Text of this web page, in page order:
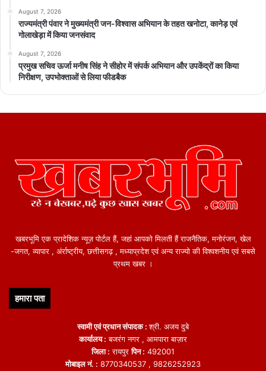
August 7, 2026
राज्यमंत्री पंवार ने मुख्यमंत्री जन-विश्वास अभियान के तहत खनोटा, कानेड़ एवं
गोलाखेड़ा में किया जनसंवाद
August 7, 2026
प्रमुख सचिव ऊर्जा मनीष सिंह ने सीहोर में संपर्क अभियान और उपकेंद्रों का किया
निरीक्षण, उपभोक्ताओं से लिया फीडबैक
खबरभूमि एक प्रादेशिक न्यूज़ पोर्टल हैं, जहां आपको मिलती हैं राजनैतिक, मनोरंजन, खेल
-जगत, व्यापार , अंर्राष्ट्रीय, छत्तीसगढ़ , मध्याप्रदेश एवं अन्य राज्यो की विश्वशनीय एवं सबसे
प्रथम खबर ।
हमारा पता
स्वामी एवं प्रधान संपादक :श्री. अजय दुबे
कार्यालय : बजरंग नगर , आमपारा बाज़ार
जिला : रायपुरपिन : 492001
मोबाइल नं. : 8770340537 , 9826252923